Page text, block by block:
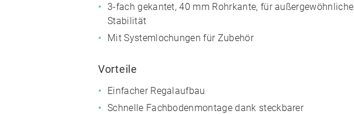
3-fach gekantet, 40 mm Rohrkante, für außergewöhnliche
Stabilität
Mit Systemlochungen für Zubehör
Vorteile
Einfacher Regalaufbau
Schnelle Fachbodenmontage dank steckbarer